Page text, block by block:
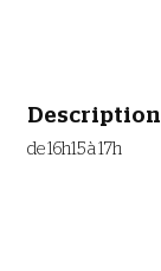
Description
de 16h15 à 17h